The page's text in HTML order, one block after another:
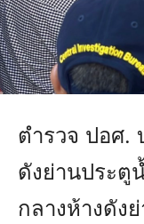
ตำรวจ ปอศ.
ดังย่านประตู
กลางห้างดัง